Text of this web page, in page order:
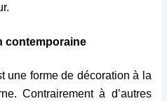
contemporaine
une forme de décoration à la
Contrairement à d’autres